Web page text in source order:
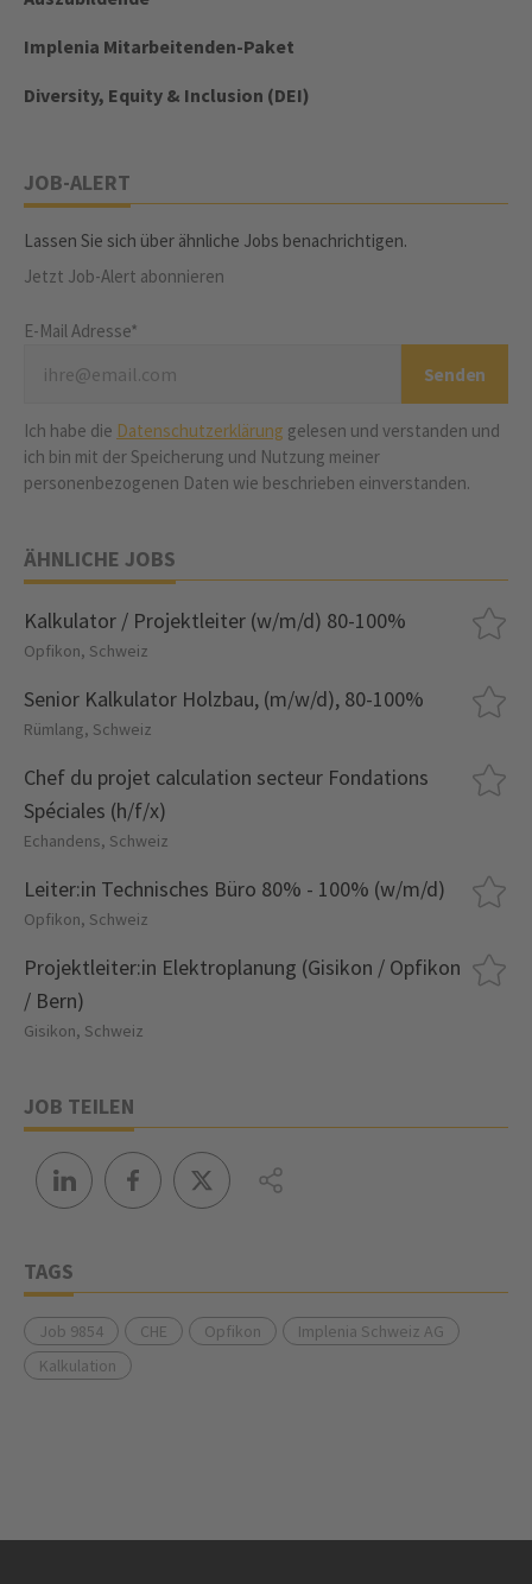
Implenia Mitarbeitenden-Paket
Diversity, Equity & Inclusion (DEI)
JOB-ALERT
Lassen Sie sich über ähnliche Jobs benachrichtigen.
Jetzt Job-Alert abonnieren
E-Mail Adresse*
Ich habe die Datenschutzerklärung gelesen und verstanden und
ich bin mit der Speicherung und Nutzung meiner
personenbezogenen Daten wie beschrieben einverstanden.
ÄHNLICHE JOBS
Kalkulator / Projektleiter (w/m/d) 80-100%
Opfikon, Schweiz
Senior Kalkulator Holzbau, (m/w/d), 80-100%
Rümlang, Schweiz
Chef du projet calculation secteur Fondations
Spéciales (h/f/x)
Echandens, Schweiz
Leiter:in Technisches Büro 80% - 100% (w/m/d)
Opfikon, Schweiz
Projektleiter:in Elektroplanung (Gisikon / Opfikon
/ Bern)
Gisikon, Schweiz
JOB TEILEN
TAGS
Job 9854 CHE Opfikon
Implenia Schweiz AG
Kalkulation